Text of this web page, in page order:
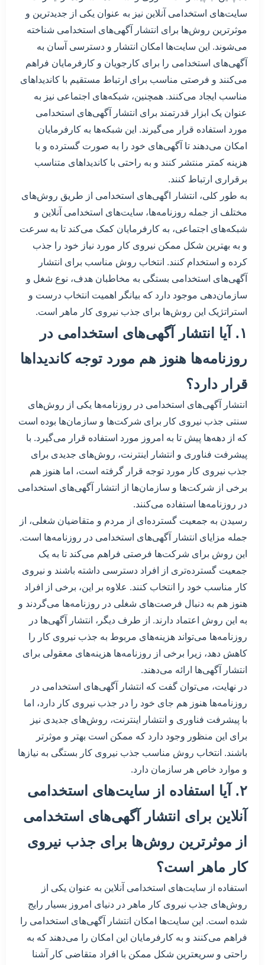
سایت‌های استخدامی آنلاین نیز به عنوان یکی از جدیدترین و
موثرترین روش‌ها برای انتشار آگهی‌های استخدامی شناخته
می‌شوند. این سایت‌ها امکان انتشار و دسترسی آسان به
آگهی‌های استخدامی را برای کارجویان و کارفرمایان فراهم
می‌کنند و فرصتی مناسب برای ارتباط مستقیم با کاندیداهای
مناسب ایجاد می‌کنند. همچنین، شبکه‌های اجتماعی نیز به
عنوان یک ابزار قدرتمند برای انتشار آگهی‌های استخدامی
مورد استفاده قرار می‌گیرند. این شبکه‌ها به کارفرمایان
امکان می‌دهند تا آگهی‌های خود را به صورت گسترده و با
هزینه کمتر منتشر کنند و به راحتی با کاندیداهای متناسب
برقراری ارتباط کنند.
به طور کلی، انتشار اگهی‌های استخدامی از طریق روش‌های
مختلف از جمله روزنامه‌ها، سایت‌های استخدامی آنلاین و
شبکه‌های اجتماعی، به کارفرمایان کمک می‌کند تا به سرعت
و به بهترین شکل ممکن نیروی کار مورد نیاز خود را جذب
کرده و استخدام کنند. انتخاب روش مناسب برای انتشار
آگهی‌های استخدامی بستگی به مخاطبان هدف، نوع شغل و
سازمان‌دهی موجود دارد که بیانگر اهمیت انتخاب درست و
استراتژیک این روش‌ها برای جذب نیروی کار ماهر است.
۱. آیا انتشار آگهی‌های استخدامی در
روزنامه‌ها هنوز هم مورد توجه کاندیداها
قرار دارد؟
انتشار آگهی‌های استخدامی در روزنامه‌ها یکی از روش‌های
سنتی جذب نیروی کار برای شرکت‌ها و سازمان‌ها بوده است
که از دهه‌ها پیش تا به امروز مورد استفاده قرار می‌گیرد. با
پیشرفت فناوری و انتشار اینترنت، روش‌های جدیدی برای
جذب نیروی کار مورد توجه قرار گرفته است، اما هنوز هم
برخی از شرکت‌ها و سازمان‌ها از انتشار آگهی‌های استخدامی
در روزنامه‌ها استفاده می‌کنند.
رسیدن به جمعیت گسترده‌ای از مردم و متقاضیان شغلی، از
جمله مزایای انتشار آگهی‌های استخدامی در روزنامه‌ها است.
این روش برای شرکت‌ها فرصتی فراهم می‌کند تا به یک
جمعیت گسترده‌تری از افراد دسترسی داشته باشند و نیروی
کار مناسب خود را انتخاب کنند. علاوه بر این، برخی از افراد
هنوز هم به دنبال فرصت‌های شغلی در روزنامه‌ها می‌گردند و
به این روش اعتماد دارند. از طرف دیگر، انتشار آگهی‌ها در
روزنامه‌ها می‌تواند هزینه‌های مربوط به جذب نیروی کار را
کاهش دهد، زیرا برخی از روزنامه‌ها هزینه‌های معقولی برای
انتشار آگهی‌ها ارائه می‌دهند.
در نهایت، می‌توان گفت که انتشار آگهی‌های استخدامی در
روزنامه‌ها هنوز هم جای خود را در جذب نیروی کار دارد، اما
با پیشرفت فناوری و انتشار اینترنت، روش‌های جدیدی نیز
برای این منظور وجود دارد که ممکن است بهتر و موثرتر
باشند. انتخاب روش مناسب جذب نیروی کار بستگی به نیازها
و موارد خاص هر سازمان دارد.
۲. آیا استفاده از سایت‌های استخدامی
آنلاین برای انتشار آگهی‌های استخدامی
از موثرترین روش‌ها برای جذب نیروی
کار ماهر است؟
استفاده از سایت‌های استخدامی آنلاین به عنوان یکی از
روش‌های جذب نیروی کار ماهر در دنیای امروز بسیار رایج
شده است. این سایت‌ها امکان انتشار آگهی‌های استخدامی را
فراهم می‌کنند و به کارفرمایان این امکان را می‌دهند که به
راحتی و سریعترین شکل ممکن با افراد متقاضی کار آشنا